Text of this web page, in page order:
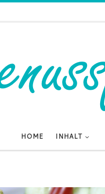
HOME INHALT